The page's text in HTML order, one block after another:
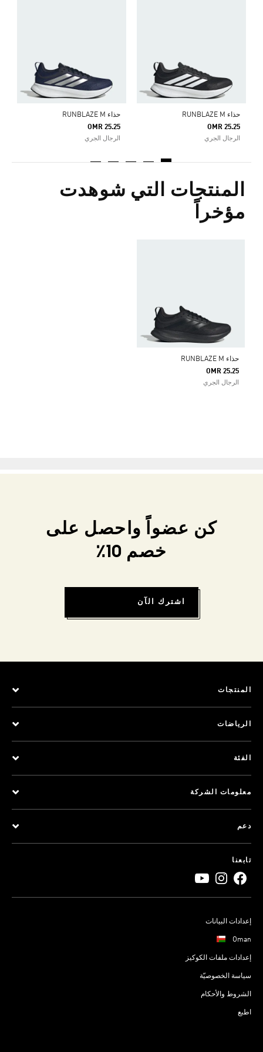
حذاء RUNBLAZE M
OMR 25.25
الرجال الجري
حذاء RUNBLAZE M
OMR 25.25
الرجال الجري
المنتجات التي شوهدت
مؤخراً
حذاء RUNBLAZE M
OMR 25.25
الرجال الجري
كن عضواً واحصل على
خصم 10٪
اشترك الآن
المنتجات
الرياضات
الفئة
معلومات الشركة
دعم
تابعنا
إعدادات البيانات
Oman
إعدادات ملفات الكوكيز
سياسة الخصوصيّة
الشروط والأحكام
اطبع